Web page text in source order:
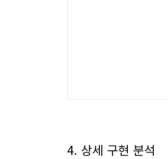
4. 상세 구현 분석